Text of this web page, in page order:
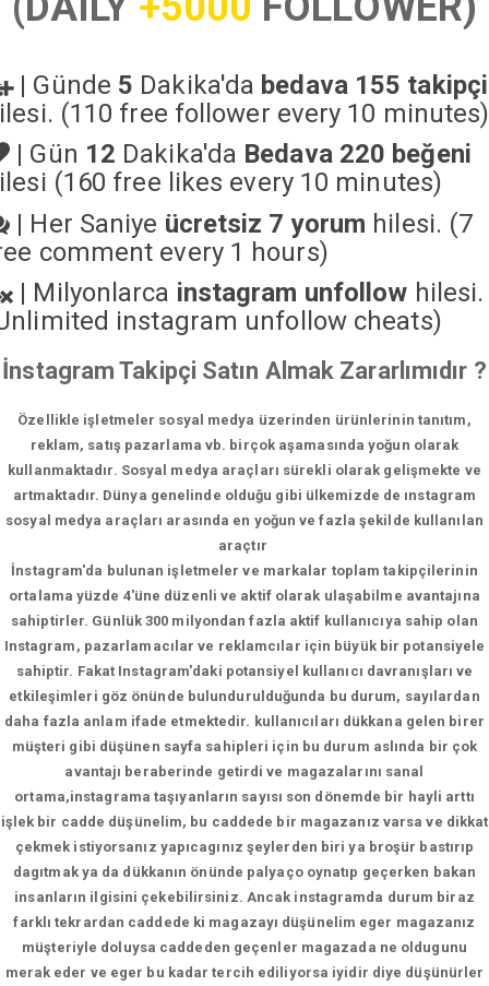
| Günde 5 Dakika'da bedava 155 takipçi
(110 free follower every 10 minutes)
| Gün 12 Dakika'da Bedava 220 beğeni
(160 free likes every 10 minutes)
| Her Saniye ücretsiz 7 yorum hilesi. (7
comment every 1 hours)
| Milyonlarca instagram unfollow hilesi.
instagram unfollow cheats)
İnstagram Takipçi Satın Almak Zararlımıdır ?
Özellikle işletmeler sosyal medya üzerinden ürünlerinin tanıtım,
reklam, satış pazarlama vb. birçok aşamasında yoğun olarak
kullanmaktadır. Sosyal medya araçları sürekli olarak gelişmekte ve
artmaktadır. Dünya genelinde olduğu gibi ülkemizde de ınstagram
sosyal medya araçları arasında en yoğun ve fazla şekilde kullanılan
araçtır
İnstagram'da bulunan işletmeler ve markalar toplam takipçilerinin
ortalama yüzde 4'üne düzenli ve aktif olarak ulaşabilme avantajına
sahiptirler. Günlük 300 milyondan fazla aktif kullanıcıya sahip olan
Instagram, pazarlamacılar ve reklamcılar için büyük bir potansiyele
sahiptir. Fakat Instagram'daki potansiyel kullanıcı davranışları ve
etkileşimleri göz önünde bulundurulduğunda bu durum, sayılardan
daha fazla anlam ifade etmektedir. kullanıcıları dükkana gelen birer
müşteri gibi düşünen sayfa sahipleri için bu durum aslında bir çok
avantajı beraberinde getirdi ve magazalarını sanal
ortama,instagrama taşıyanların sayısı son dönemde bir hayli arttı
işlek bir cadde düşünelim, bu caddede bir magazanız varsa ve dikkat
çekmek istiyorsanız yapıcagınız şeylerden biri ya broşür bastırıp
dagıtmak ya da dükkanın önünde palyaço oynatıp geçerken bakan
insanların ilgisini çekebilirsiniz. Ancak instagramda durum biraz
farklı tekrardan caddede ki magazayı düşünelim eger magazanız
müşteriyle doluysa caddeden geçenler magazada ne oldugunu
merak eder ve eger bu kadar tercih ediliyorsa iyidir diye düşünürler